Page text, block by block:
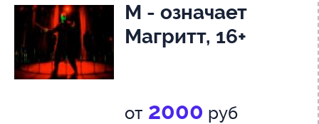
М - означает
Магритт, 16+
от 2000 руб